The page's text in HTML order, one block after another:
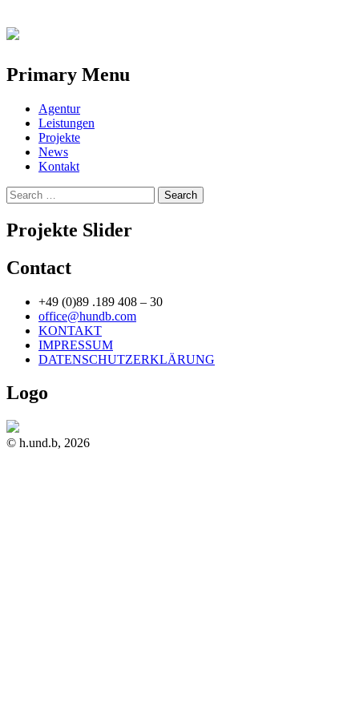
Primary Menu
Skip
content
Agentur
Leistungen
Projekte
News
Kontakt
Search
for:
Projekte Slider
Contact
+49 (0)89 .189 408 – 30
office@hundb.com
KONTAKT
IMPRESSUM
DATENSCHUTZERKLÄRUNG
Logo
© h.und.b, 2026